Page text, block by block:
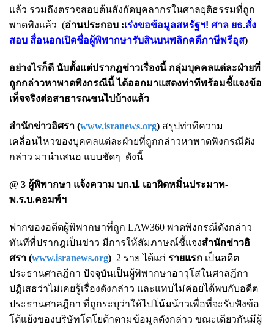
แล้ว รวมถึงตรวจสอบต้นสังกัดบุคลากรในศาลยุติธรรมที่ถูก
พาดพิงแล้ว (อ่านประกอบ :เร่งขอข้อมูลสหรัฐฯ! ศาล ยธ.สั่ง
สอบ สื่อนอกเปิดชื่อผู้พิพากษารับสินบนพลิกคดีภาษีพรีอุส)
อย่างไรก็ดี นับตั้งแต่ปรากฏข่าวเรื่องนี้ กลุ่มบุคคลแต่ละฝ่ายที่
ถูกกล่าวหาพาดพิงกรณีนี้ ได้ออกมาแสดงท่าทีพร้อมชี้แจงข้อ
เท็จจริงต่อสาธารณชนไปบ้างแล้ว
สำนักข่าวอิศรา (www.isranews.org) สรุปท่าทีความ
เคลื่อนไหวของบุคคลแต่ละฝ่ายที่ถูกกล่าวหาพาดพิงกรณีดัง
กล่าว มานำเสนอ แบบชัดๆ ดังนี้
@ 3 ผู้พิพากษา แจ้งความ บก.ป. เอาผิดหมิ่นประมาท-
พ.ร.บ.คอมพ์ฯ
ฟากของอดีตผู้พิพากษาที่ถูก LAW360 พาดพิงกรณีดังกล่าว
ทันทีที่ปรากฎเป็นข่าว มีการให้สัมภาษณ์ชี้แจงสำนักข่าวอิ
ศรา (www.isranews.org) 2 ราย ได้แก่ รายแรก เป็นอดีต
ประธานศาลฎีกา ปัจจุบันเป็นผู้พิพากษาอาวุโสในศาลฎีกา
ปฏิเสธว่าไม่เคยรู้เรื่องดังกล่าว และแทบไม่ค่อยได้พบกับอดีต
ประธานศาลฎีกา ที่ถูกระบุว่าให้ไปโน้มน้าวเพื่อที่จะรับฟังข้อ
โต้แย้งของบริษัทโตโยต้าตามข้อมูลดังกล่าว ขณะเดียวกันมีผู้